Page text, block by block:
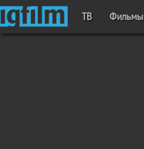
ТВ Фильмы